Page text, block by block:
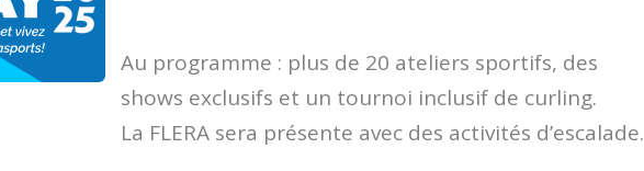
Au programme : plus de 20 ateliers sportifs, des
shows exclusifs et un tournoi inclusif de curling.
La FLERA sera présente avec des activités d’escalade.